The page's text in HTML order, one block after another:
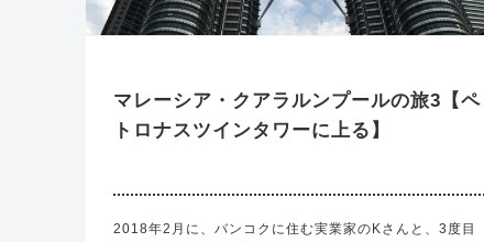
マレーシア・クアラルンプールの旅3【ペ
トロナスツインタワーに上る】
2018年2月に、バンコクに住む実業家のKさんと、3度目